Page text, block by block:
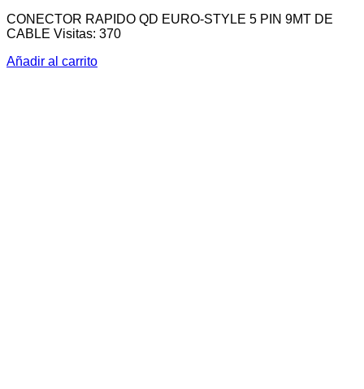
CONECTOR RAPIDO QD EURO-STYLE 5 PIN 9MT DE
CABLE Visitas: 370
Añadir al carrito